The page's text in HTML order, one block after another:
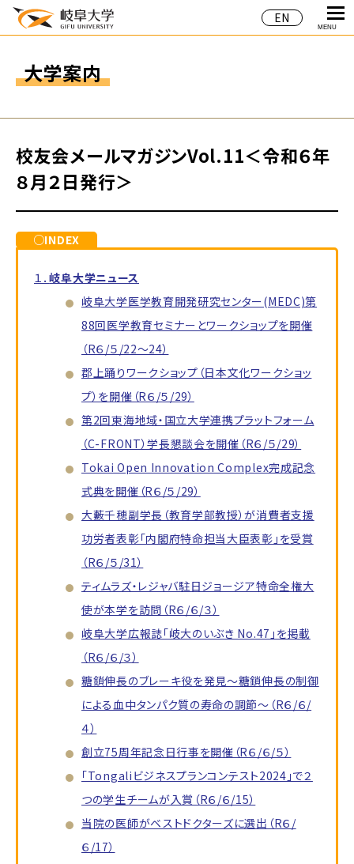
EN
MENU
大学案内
校友会メールマガジンVol.11＜令和６年
８月２日発行＞
○INDEX
１．岐阜大学ニュース
岐阜大学医学教育開発研究センター(MEDC)第
88回医学教育セミナーとワークショップを開催
（R６/５/22～24）
郡上踊りワークショップ（日本文化ワークショッ
プ）を開催（R６/５/29）
第2回東海地域・国立大学連携プラットフォーム
（C-FRONT）学長懇談会を開催（R６/５/29）
Tokai Open Innovation Complex完成記念
式典を開催（R６/５/29）
大藪千穂副学長（教育学部教授）が消費者支援
功労者表彰「内閣府特命担当大臣表彰」を受賞
（R６/５/31）
ティムラズ・レジャバ駐日ジョージア特命全権大
使が本学を訪問（R６/６/３）
岐阜大学広報誌「岐大のいぶき No.47」を掲載
（R６/６/３）
糖鎖伸長のブレーキ役を発見～糖鎖伸長の制御
による血中タンパク質の寿命の調節～（R６/６/
４）
創立75周年記念日行事を開催（R６/６/５）
「Tongaliビジネスプランコンテスト2024」で２
つの学生チームが入賞（R６/６/15）
当院の医師がベストドクターズに選出（R６/
６/17）